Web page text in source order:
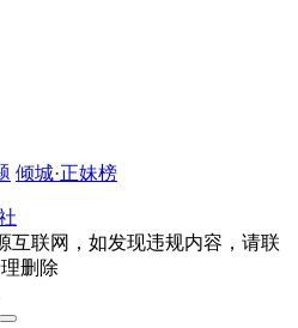
倾城·正妹榜
互联网，如发现违规内容，请联
删除